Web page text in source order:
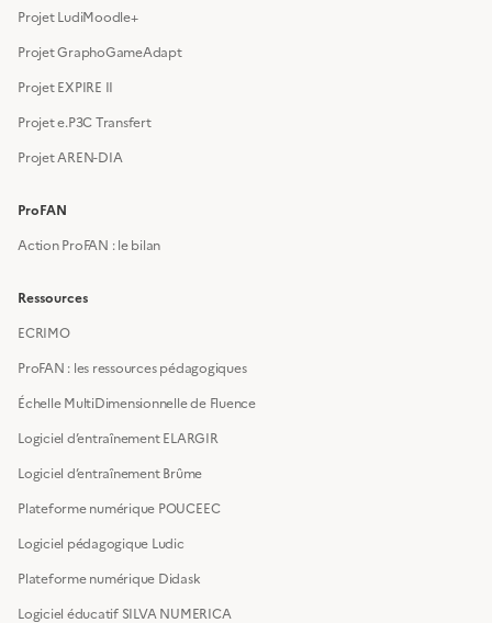
Projet LudiMoodle+
Projet GraphoGameAdapt
Projet EXPIRE II
Projet e.P3C Transfert
Projet AREN-DIA
ProFAN
Action ProFAN : le bilan
Ressources
ECRIMO
ProFAN : les ressources pédagogiques
Échelle MultiDimensionnelle de Fluence
Logiciel d’entraînement ELARGIR
Logiciel d’entraînement Brûme
Plateforme numérique POUCEEC
Logiciel pédagogique Ludic
Plateforme numérique Didask
Logiciel éducatif SILVA NUMERICA